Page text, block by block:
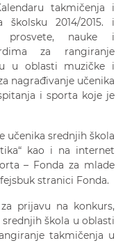
takmičenja i
2014/2015. i
prosvete, nauke i
za rangiranje
u oblasti muzičke i
nagrađivanje učenika
i sporta koje je
učenika srednjih škola
kao i na internet
– Fonda za mlade
stranici Fonda.
prijavu na konkurs,
škola u oblasti
takmičenja u